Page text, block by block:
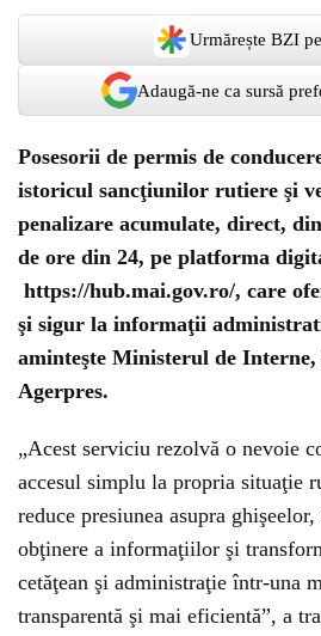
Urmărește BZI
Adaugă-ne ca sursă
Posesorii de permis de
istoricul sancţiunilor rutiere şi
penalizare acumulate, direct,
de ore din 24, pe platforma
https://hub.mai.gov.ro/, care
şi sigur la informaţii
aminteşte Ministerul de
Agerpres.
„Acest serviciu rezolvă o nevoie
accesul simplu la propria situaţie
reduce presiunea asupra
obţinere a informaţiilor şi
cetăţean şi administraţie într-una
transparentă şi mai eficientă”, a